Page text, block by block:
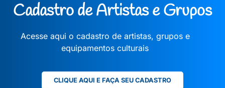
Cadastro de Artistas e Grupos
Acesse aqui o cadastro de artistas, grupos e
equipamentos culturais
CLIQUE AQUI E FAÇA SEU CADASTRO